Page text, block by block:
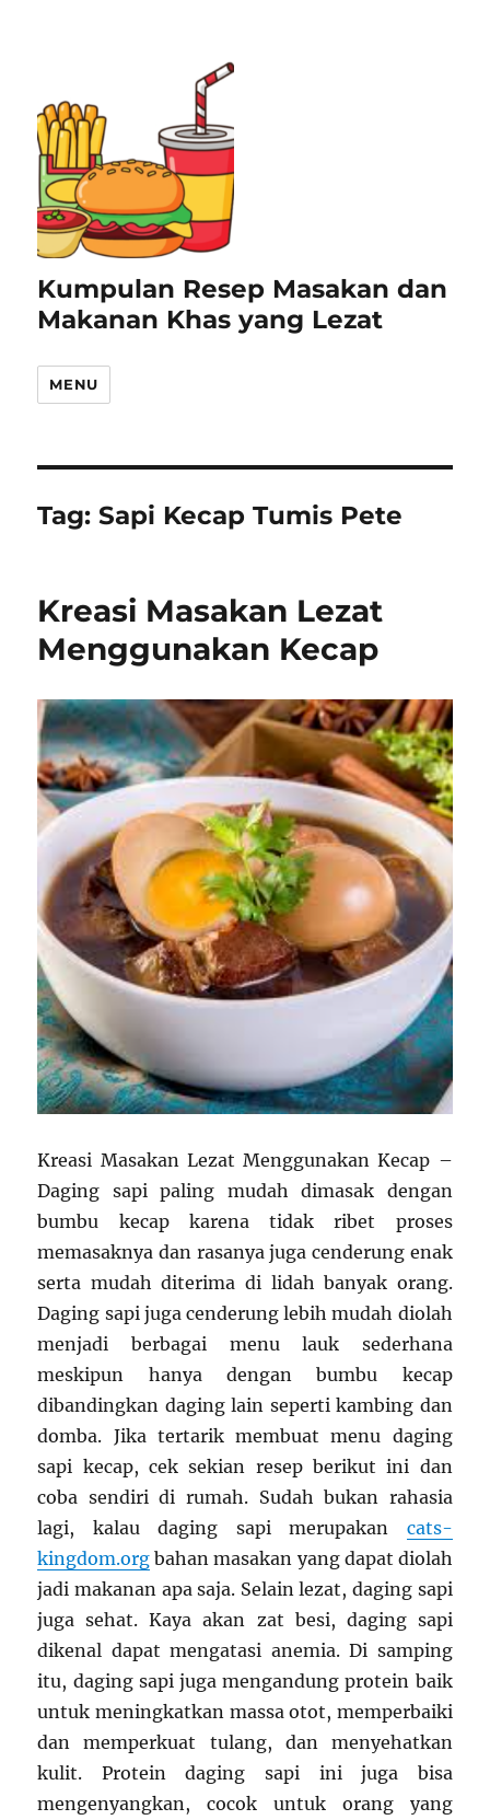
Kumpulan Resep Masakan dan
Makanan Khas yang Lezat
MENU
Tag:Sapi Kecap Tumis Pete
Kreasi Masakan Lezat
Menggunakan Kecap
Kreasi Masakan Lezat Menggunakan Kecap –
Daging sapi paling mudah dimasak dengan
bumbu kecap karena tidak ribet proses
memasaknya dan rasanya juga cenderung enak
serta mudah diterima di lidah banyak orang.
Daging sapi juga cenderung lebih mudah diolah
menjadi berbagai menu lauk sederhana
meskipun hanya dengan bumbu kecap
dibandingkan daging lain seperti kambing dan
domba. Jika tertarik membuat menu daging
sapi kecap, cek sekian resep berikut ini dan
coba sendiri di rumah. Sudah bukan rahasia
lagi, kalau daging sapi merupakan cats-
kingdom.org bahan masakan yang dapat diolah
jadi makanan apa saja. Selain lezat, daging sapi
juga sehat. Kaya akan zat besi, daging sapi
dikenal dapat mengatasi anemia. Di samping
itu, daging sapi juga mengandung protein baik
untuk meningkatkan massa otot, memperbaiki
dan memperkuat tulang, dan menyehatkan
kulit. Protein daging sapi ini juga bisa
mengenyangkan, cocok untuk orang yang